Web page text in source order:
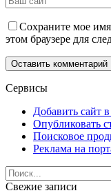
Сохраните мое
этом браузере для
Сервисы
Добавить сайт в
Опубликовать
Поисковое
Реклама на
Свежие записи